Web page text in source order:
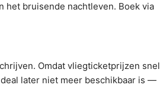
het bruisende nachtleven. Boek via
Omdat vliegticketprijzen snel
later niet meer beschikbaar is —